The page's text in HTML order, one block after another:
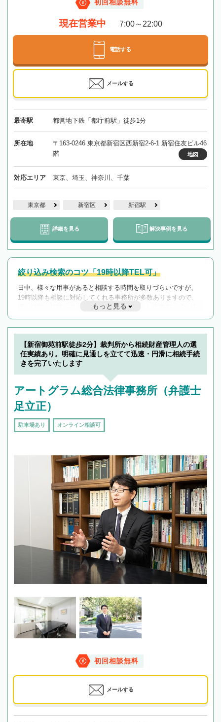
初回相談無料
現在営業中 7:00～22:00
電話する
メールする
最寄駅 都営地下鉄「都庁前駅」徒歩1分
所在地
〒163-0246 東京都新宿区西新宿2-6-1 新宿住友ビル46
階
地図
対応エリア 東京、埼玉、神奈川、千葉
東京都 新宿区 新宿駅
詳細を見る 解決事例を見る
絞り込み検索のコツ「19時以降TEL可」
日中、様々な用事があると相談する時間を取りづらいですが、
19時以降も相談に対応してくれる事務所が多数ありますので、
遅い時間の相談が増えそうな場合はそのような事務所に絞り込
んで検索してみましょう。
19時以降TEL可の条件
を加えて再検索
もっと見る
【新宿御苑前駅徒歩2分】裁判所から相続財産管理人の選
任実績あり。明確に見通しを立てて迅速・円滑に相続手続
きを完了いたします
アートグラム総合法律事務所（弁護士
足立正）
駐車場あり オンライン相談可
初回相談無料
メールする